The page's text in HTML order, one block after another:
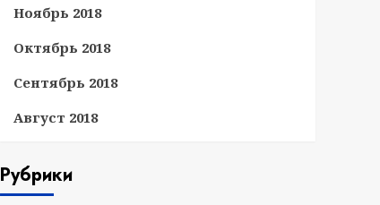
Ноябрь 2018
Октябрь 2018
Сентябрь 2018
Август 2018
Рубрики